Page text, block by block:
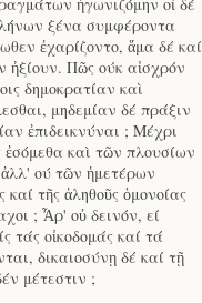
ξένα συμφέροντα
ἐχαρίζοντο, ἅμα δέ καί
ἠξίουν. Πῶς ούκ αἰσχρόν
δημοκρατίαν καὶ
μηδεμίαν δέ πράξιν
ἐπιδεικνύναι ; Μέχρι
ἐσόμεθα καὶ τῶν πλουσίων
ού τῶν ἡμετέρων
τῆς ἀληθοῦς ὁμονοίας
; Ἆρ' οὐ δεινόν, εί
τάς οἰκοδομάς καί τά
δικαιοσύνῃ δέ καί τῇ
μέτεστιν ;